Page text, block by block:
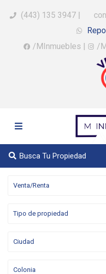
(443) 135 3947 |
/MInmuebles | /
Busca Tu Propiedad
Venta/Renta
Tipo de propiedad
Ciudad
Colonia